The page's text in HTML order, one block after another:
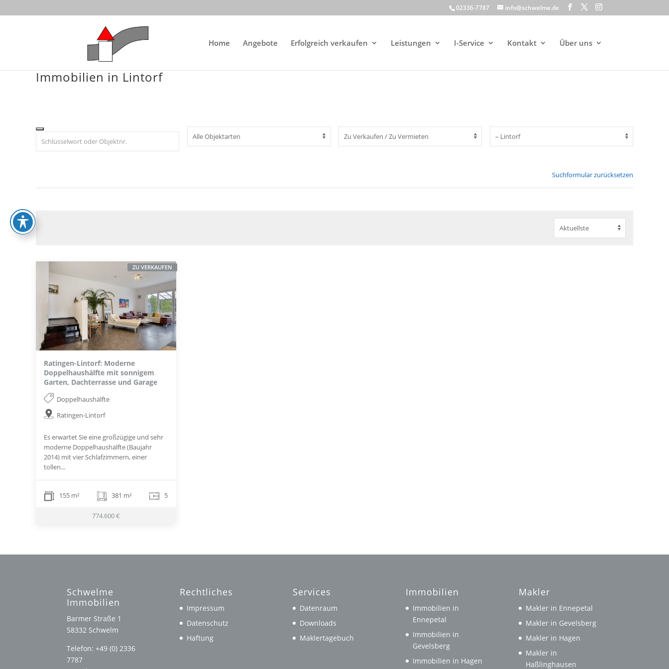
to
02336-7787 info@schwelme.de
Home Angebote Erfolgreich verkaufen Leistungen I-Service Kontakt Über uns
Immobilien in Lintorf
Suchformular zurücksetzen
Ratingen-Lintorf: Moderne
Doppelhaushälfte mit sonnigem
Garten, Dachterrasse und Garage
Doppelhaushälfte
Ratingen-Lintorf
Es erwartet Sie eine großzügige und sehr
moderne Doppelhaushälfte (Baujahr
2014) mit vier Schlafzimmern, einer
tollen...
155 m² 381 m² 5
774.600 €
ZU VERKAUFEN
Schwelme
Immobilien
Barmer Straße 1
58332 Schwelm
Telefon: +49 (0) 2336
7787
Rechtliches
Impressum
Datenschutz
Haftung
Services
Datenraum
Downloads
Maklertagebuch
Immobilien
Immobilien in
Ennepetal
Immobilien in
Gevelsberg
Immobilien in Hagen
Makler
Makler in Ennepetal
Makler in Gevelsberg
Makler in Hagen
Makler in
Haßlinghausen